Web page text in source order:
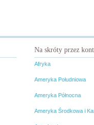
Na skróty przez
Afryka
Ameryka Południowa
Ameryka Północna
Ameryka Środkowa i